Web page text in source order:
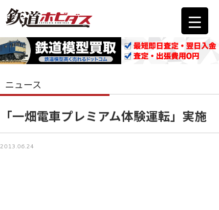
ニュース
「一畑電車プレミアム体験運転」実施
2013.06.24